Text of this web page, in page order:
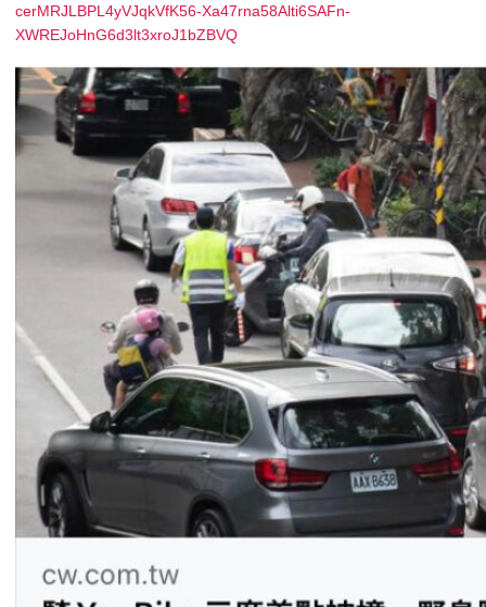
cerMRJLBPL4yVJqkVfK56-Xa47rna58Alti6SAFn-
XWREJoHnG6d3lt3xroJ1bZBVQ